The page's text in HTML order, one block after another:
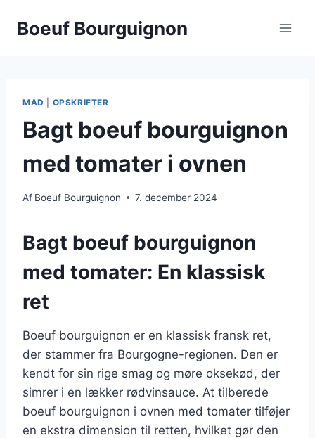
Boeuf Bourguignon
MAD OPSKRIFTER
Bagt boeuf bourguignon
med tomater i ovnen
Af Boeuf Bourguignon 7. december 2024
Bagt boeuf bourguignon
med tomater: En klassisk
ret
Boeuf bourguignon er en klassisk fransk ret,
der stammer fra Bourgogne-regionen. Den er
kendt for sin rige smag og møre oksekød, der
simrer i en lækker rødvinsauce. At tilberede
boeuf bourguignon i ovnen med tomater tilføjer
en ekstra dimension til retten, hvilket gør den